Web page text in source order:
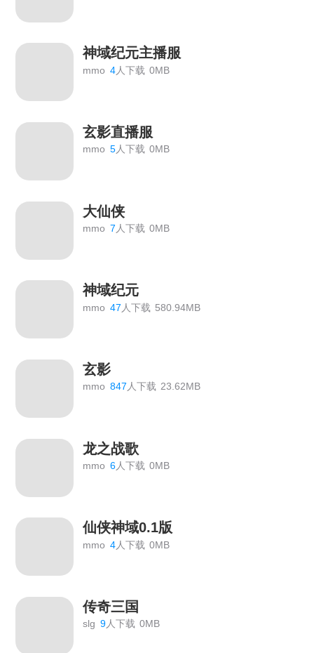
神域纪元主播服
mmo 4人下载 0MB
玄影直播服
mmo 5人下载 0MB
大仙侠
mmo 7 人下载 0MB
神域纪元
mmo 47 人下载 580.94MB
玄影
mmo 847人下载 23.62MB
龙之战歌
mmo 6人下载 0MB
仙侠神域0.1版
mmo 4人下载 0MB
传奇三国
slg 9人下载 0MB